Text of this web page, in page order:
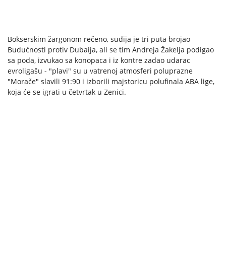
Bokserskim žargonom rečeno, sudija je tri puta brojao
Budućnosti protiv Dubaija, ali se tim Andreja Žakelja podigao
sa poda, izvukao sa konopaca i iz kontre zadao udarac
evroligašu - "plavi" su u vatrenoj atmosferi poluprazne
"Morače" slavili 91:90 i izborili majstoricu polufinala ABA lige,
koja će se igrati u četvrtak u Zenici.